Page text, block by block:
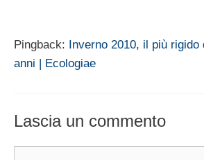
Pingback: Inverno 2010, il più rigido
anni | Ecologiae
Lascia un commento